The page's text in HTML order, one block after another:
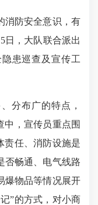
防安全意识，有
日，大队联合派出
患巡查及宣传工
分布广的特点，
中，宣传员重点围
责任、消防设施是
否畅通、电气线路
爆物品等情况展开
”的方式，对小商